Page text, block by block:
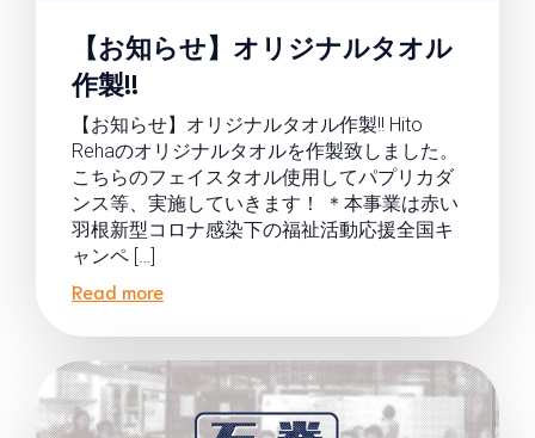
【お知らせ】オリジナルタオル
作製!!
【お知らせ】オリジナルタオル作製!! Hito
Rehaのオリジナルタオルを作製致しました。
こちらのフェイスタオル使用してパプリカダ
ンス等、実施していきます！ ＊本事業は赤い
羽根新型コロナ感染下の福祉活動応援全国キ
ャンペ […]
Read more